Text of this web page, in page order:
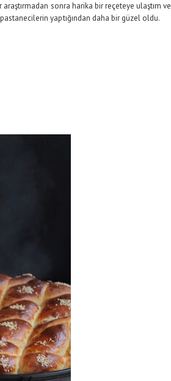
sonra harika bir reçeteye ulaştım ve
yaptığından daha bir güzel oldu.